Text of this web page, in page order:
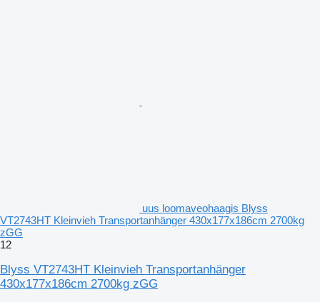
uus loomaveohaagis Blyss
VT2743HT Kleinvieh Transportanhänger 430x177x186cm 2700kg
zGG
12
Blyss VT2743HT Kleinvieh Transportanhänger
430x177x186cm 2700kg zGG